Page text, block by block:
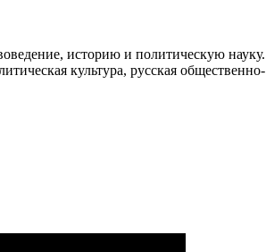
историю и политическую науку.
культура, русская общественно-